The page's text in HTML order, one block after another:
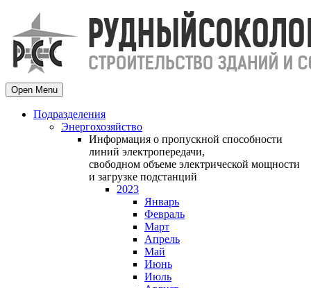
Open Menu
Подразделения
Энергохозяйство
Информация о пропускной способности
линий электропередачи,
свободном объеме электрической мощности
и загрузке подстанций
2023
Январь
Февраль
Март
Апрель
Май
Июнь
Июль